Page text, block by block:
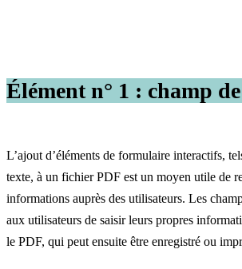
Élément n° 1 : champ
L’ajout d’éléments de formulaire interactifs,
texte, à un fichier PDF est un moyen utile de
informations auprès des utilisateurs. Les
aux utilisateurs de saisir leurs propres
le PDF, qui peut ensuite être enregistré ou